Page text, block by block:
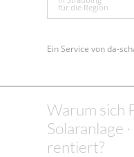
für die Region
Ein Service von da-
Warum sich
Solaranlage
rentiert?